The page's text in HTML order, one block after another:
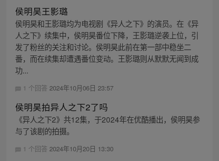
侯明昊王影璐
侯明昊和王影璐均为电视剧《异人之下》的演员。在《异
人之下》续集中，侯明昊番位下降，王影璐逆袭上位，引
发了粉丝的关注和讨论。侯明昊此前在第一部中稳坐二
番，而在续集却遭遇番位变动。王影璐则从默默无闻到成
功...
1 个回答 2024年10月06日 23:57
侯明昊拍异人之下2了吗
《异人之下2》共12集，于2024年在优酷播出，侯明昊参
与了该剧的拍摄。
1 个回答 2024年10月20日 13:30